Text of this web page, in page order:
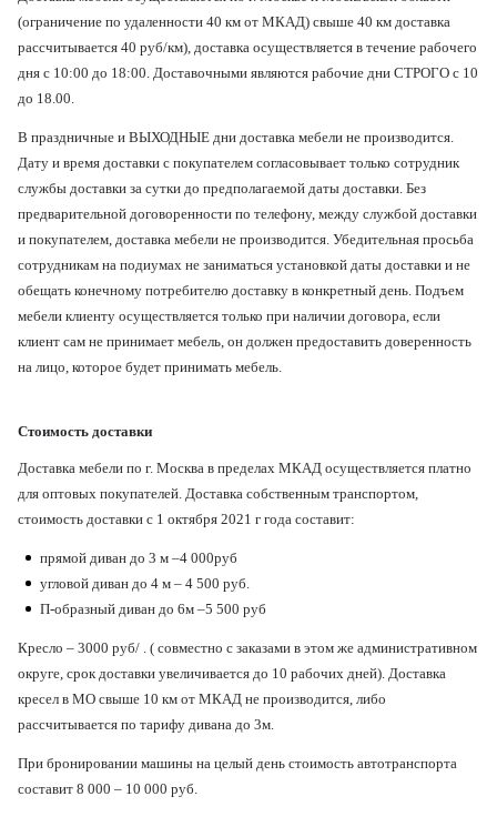
(ограничение по удаленности 40 км от МКАД) свыше 40 км доставка
рассчитывается 40 руб/км), доставка осуществляется в течение рабочего
дня с 10:00 до 18:00. Доставочными являются рабочие дни СТРОГО с 10
до 18.00.
В праздничные и ВЫХОДНЫЕ дни доставка мебели не производится.
Дату и время доставки с покупателем согласовывает только сотрудник
службы доставки за сутки до предполагаемой даты доставки. Без
предварительной договоренности по телефону, между службой доставки
и покупателем, доставка мебели не производится. Убедительная просьба
сотрудникам на подиумах не заниматься установкой даты доставки и не
обещать конечному потребителю доставку в конкретный день. Подъем
мебели клиенту осуществляется только при наличии договора, если
клиент сам не принимает мебель, он должен предоставить доверенность
на лицо, которое будет принимать мебель.
Стоимость доставки
Доставка мебели по г. Москва в пределах МКАД осуществляется платно
для оптовых покупателей. Доставка собственным транспортом,
стоимость доставки с 1 октября 2021 г года составит:
прямой диван до 3 м –4 000руб
угловой диван до 4 м – 4 500 руб.
П-образный диван до 6м –5 500 руб
Кресло – 3000 руб/ . ( совместно с заказами в этом же административном
округе, срок доставки увеличивается до 10 рабочих дней). Доставка
кресел в МО свыше 10 км от МКАД не производится, либо
рассчитывается по тарифу дивана до 3м.
При бронировании машины на целый день стоимость автотранспорта
составит 8 000 – 10 000 руб.